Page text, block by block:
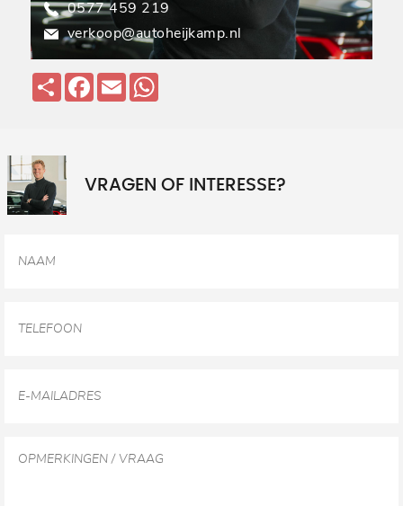
0577 459 219
verkoop@autoheijkamp.nl
Deel Facebook
Email
VRAGEN OF INTERESSE?